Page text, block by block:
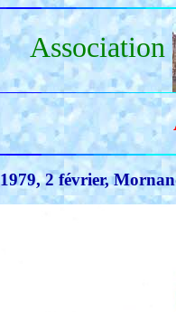
Association
1979, 2 février,